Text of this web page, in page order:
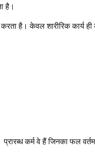
है।
है। केवल शारीरिक कार्य
कर्म वे हैं जिनका फल